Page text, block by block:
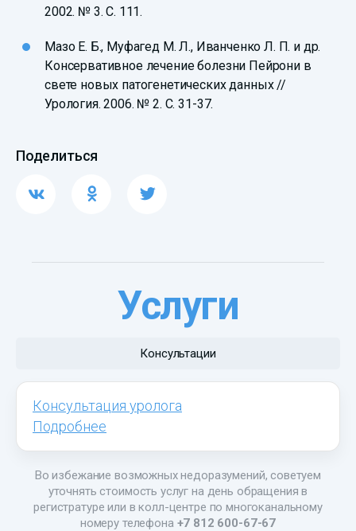
2002. № 3. С. 111.
Мазо Е. Б., Муфагед М. Л., Иванченко Л. П. и др.
Консервативное лечение болезни Пейрони в
свете новых патогенетических данных //
Урология. 2006. № 2. C. 31-37.
Поделиться
Услуги
Консультации
Консультация уролога
Подробнее
Во избежание возможных недоразумений, советуем
уточнять стоимость услуг на день обращения в
регистратуре или в колл-центре по многоканальному
номеру телефона +7 812 600-67-67